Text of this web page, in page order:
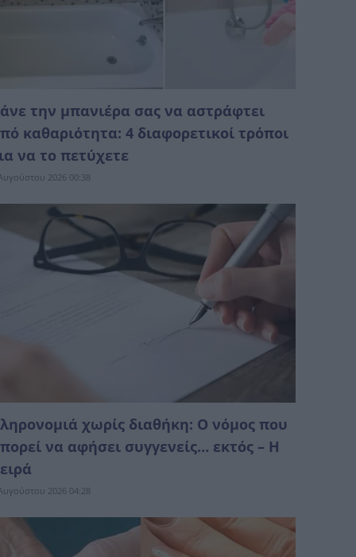
την μπανιέρα σας να αστράφτει
καθαριότητα: 4 διαφορετικοί τρόποι
να το πετύχετε
2026 00:38
χωρίς διαθήκη: Ο νόμος που
να αφήσει συγγενείς… εκτός – Η
2026 04:28